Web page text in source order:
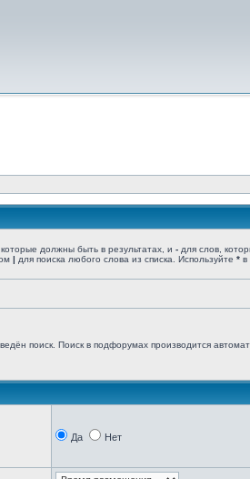
должны быть в результатах, и - для слов,
| для поиска любого слова из списка. Используйте * в
поиск. Поиск в подфорумах производится
Да Нет